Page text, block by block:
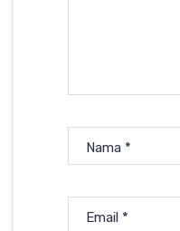
Nama *
Email *